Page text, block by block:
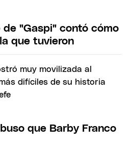
de "Gaspi" contó cómo
que tuvieron
que Barby Franco